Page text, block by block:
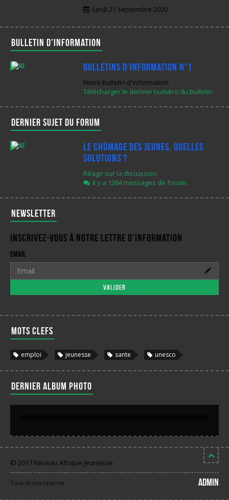
lundi 21 septembre 2020
Bulletin d'information
Bulletins d’Information N°1
Notre bulletin d'information
Télécharger le dernier numéro du bulletin
Dernier sujet du forum
Le chômage des jeunes, quelles
solutions ?
Réagir sur la discussion
Il y a 1384 messages de forum.
Newsletter
Inscrivez-vous à notre lettre d'information
Email
Valider
Mots clefs
emploi jeunesse sante unesco
Dernier album photo
© 2017 Réseau Afrique Jeunesse
Admin
Tout droits réserve. . .